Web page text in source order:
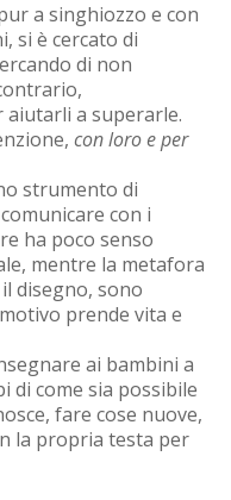
a singhiozzo e con
si è cercato di
di non
a superarle.
con loro e per
strumento di
con i
ha poco senso
mentre la metafora
disegno, sono
prende vita e
ai bambini a
di come sia possibile
fare cose nuove,
la propria testa per